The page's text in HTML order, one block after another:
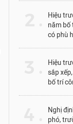
Hiệu
năm bố
có phù
Hiệu
sắp
bố trí
Nghị
phó,